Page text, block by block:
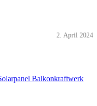
2. April 2024
Balkonkraftwerk